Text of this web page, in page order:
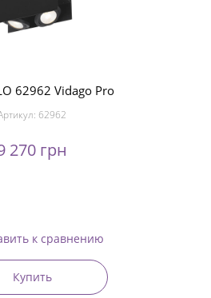
62962 Vidago Pro
62962
270 грн
к сравнению
Купить